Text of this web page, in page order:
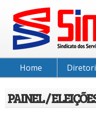
Home
PAINEL /